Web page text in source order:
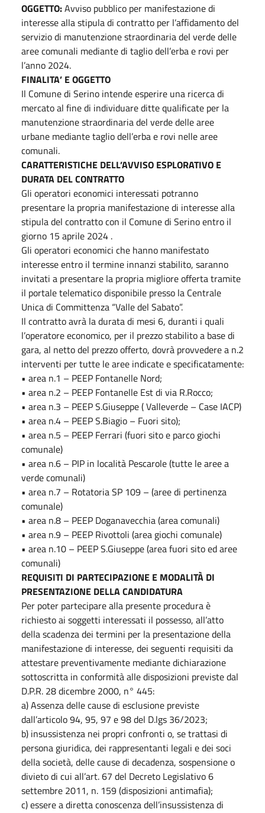
OGGETTO:Avviso pubblico per manifestazione di
interesse alla stipula di contratto per l’affidamento del
servizio di manutenzione straordinaria del verde delle
aree comunali mediante di taglio dell’erba e rovi per
l’anno 2024.
FINALITA’ E OGGETTO
Il Comune di Serino intende esperire una ricerca di
mercato al fine di individuare ditte qualificate per la
manutenzione straordinaria del verde delle aree
urbane mediante taglio dell’erba e rovi nelle aree
comunali.
CARATTERISTICHE DELL’AVVISO ESPLORATIVO E
DURATA DEL CONTRATTO
Gli operatori economici interessati potranno
presentare la propria manifestazione di interesse alla
stipula del contratto con il Comune di Serino entro il
giorno 15 aprile 2024 .
Gli operatori economici che hanno manifestato
interesse entro il termine innanzi stabilito, saranno
invitati a presentare la propria migliore offerta tramite
il portale telematico disponibile presso la Centrale
Unica di Committenza “Valle del Sabato”.
Il contratto avrà la durata di mesi 6, duranti i quali
l’operatore economico, per il prezzo stabilito a base di
gara, al netto del prezzo offerto, dovrà provvedere a n.2
interventi per tutte le aree indicate e specificatamente:
• area n.1 – PEEP Fontanelle Nord;
• area n.2 – PEEP Fontanelle Est di via R.Rocco;
• area n.3 – PEEP S.Giuseppe ( Valleverde – Case IACP)
• area n.4 – PEEP S.Biagio – Fuori sito);
• area n.5 – PEEP Ferrari (fuori sito e parco giochi
comunale)
• area n.6 – PIP in località Pescarole (tutte le aree a
verde comunali)
• area n.7 – Rotatoria SP 109 – (aree di pertinenza
comunale)
• area n.8 – PEEP Doganavecchia (area comunali)
• area n.9 – PEEP Rivottoli (area giochi comunale)
• area n.10 – PEEP S.Giuseppe (area fuori sito ed aree
comunali)
REQUISITI DI PARTECIPAZIONE E MODALITÀ DI
PRESENTAZIONE DELLA CANDIDATURA
Per poter partecipare alla presente procedura è
richiesto ai soggetti interessati il possesso, all’atto
della scadenza dei termini per la presentazione della
manifestazione di interesse, dei seguenti requisiti da
attestare preventivamente mediante dichiarazione
sottoscritta in conformità alle disposizioni previste dal
D.P.R. 28 dicembre 2000, n° 445:
a) Assenza delle cause di esclusione previste
dall’articolo 94, 95, 97 e 98 del D.lgs 36/2023;
b) insussistenza nei propri confronti o, se trattasi di
persona giuridica, dei rappresentanti legali e dei soci
della società, delle cause di decadenza, sospensione o
divieto di cui all’art. 67 del Decreto Legislativo 6
settembre 2011, n. 159 (disposizioni antimafia);
c) essere a diretta conoscenza dell’insussistenza di